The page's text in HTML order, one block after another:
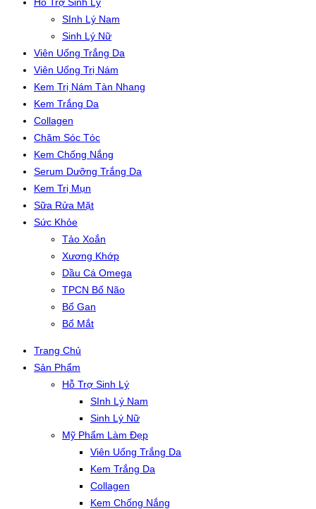
SInh Lý Nam
Sinh Lý Nữ
Viên Uống Trắng Da
Viên Uống Trị Nám
Kem Trị Nám Tàn Nhang
Kem Trắng Da
Collagen
Chăm Sóc Tóc
Kem Chống Nắng
Serum Dưỡng Trắng Da
Kem Trị Mụn
Sữa Rửa Mặt
Sức Khỏe
Tảo Xoắn
Xương Khớp
Dầu Cá Omega
TPCN Bổ Não
Bổ Gan
Bổ Mắt
Trang Chủ
Sản Phẩm
Hỗ Trợ Sinh Lý
SInh Lý Nam
Sinh Lý Nữ
Mỹ Phẩm Làm Đẹp
Viên Uống Trắng Da
Kem Trắng Da
Collagen
Kem Chống Nắng